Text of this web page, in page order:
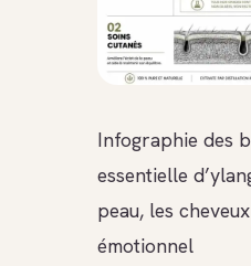
Infographie des
essentielle
peau, les
émotionnel